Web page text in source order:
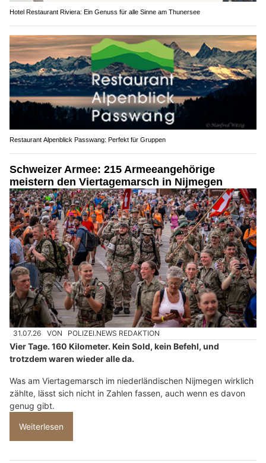
Hotel Restaurant Riviera: Ein Genuss für alle Sinne am Thunersee
Restaurant Alpenblick Passwang: Perfekt für Gruppen
Schweizer Armee: 215 Armeeangehörige
meistern den Viertagemarsch in Nijmegen
31.07.26 VON POLIZEI.NEWS REDAKTION
Vier Tage. 160 Kilometer. Kein Sold, kein Befehl, und
trotzdem waren wieder alle da.
Was am Viertagemarsch im niederländischen Nijmegen wirklich
zählte, lässt sich nicht in Zahlen fassen, auch wenn es davon
genug gibt.
Weiterlesen